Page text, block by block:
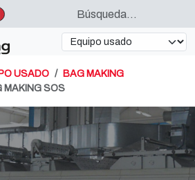
USADO
BAG MAKING
MAKING SOS